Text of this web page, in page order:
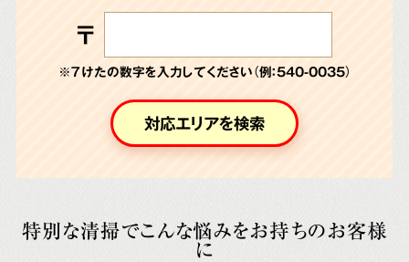
〒
※７けたの数字を入力してください（例：540-0035）
対応エリアを検索
特別な清掃でこんな悩みをお持ちのお客様
に